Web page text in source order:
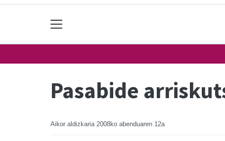
Pasabide
Aikor aldizkaria 2008ko abenduaren 12a